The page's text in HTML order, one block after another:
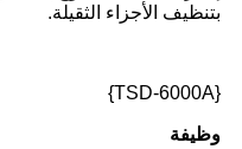
بتنظيف الأجزاء الثقيلة.
{TSD-6000A}
وظيفة